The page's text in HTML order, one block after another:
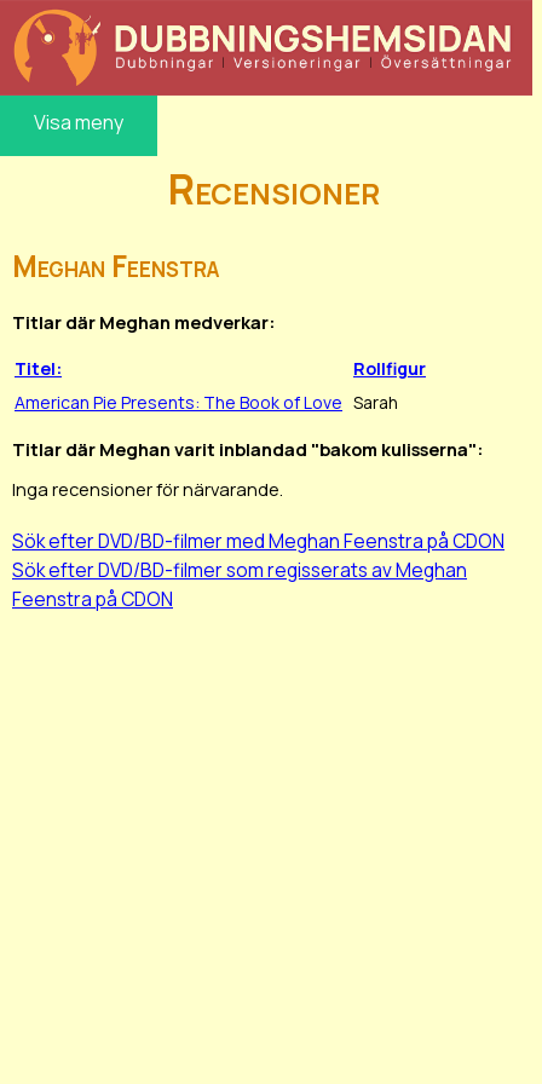
Visa meny
Recensioner
Meghan Feenstra
Titlar där Meghan medverkar:
Titel:
Rollfigur
American Pie Presents: The Book of Love Sarah
Titlar där Meghan varit inblandad "bakom kulisserna":
Inga recensioner för närvarande.
Sök efter DVD/BD-filmer med Meghan Feenstra på CDON
Sök efter DVD/BD-filmer som regisserats av Meghan
Feenstra på CDON